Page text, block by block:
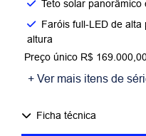
Teto solar panorâmico
Faróis full-LED de
altura
Preço único R$ 169.000,00
+ Ver mais itens de
Ficha técnica